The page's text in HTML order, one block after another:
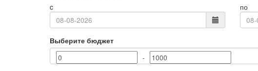
c
по
Выберите бюджет
-